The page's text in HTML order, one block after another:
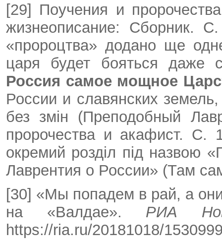
[29] Поучения и
жизнеописание: Сборник.
«пророцтва» додано ще
царя будет бояться даже
Россия самое мощное
России и славянских
без змін (Преподобный
пророчества и акафист. С.
окремий розділ під назвою
Лаврентия о России» (Там
[30] «Мы попадем в рай, а
на «Валдае». РИА
https://ria.ru/20181018/